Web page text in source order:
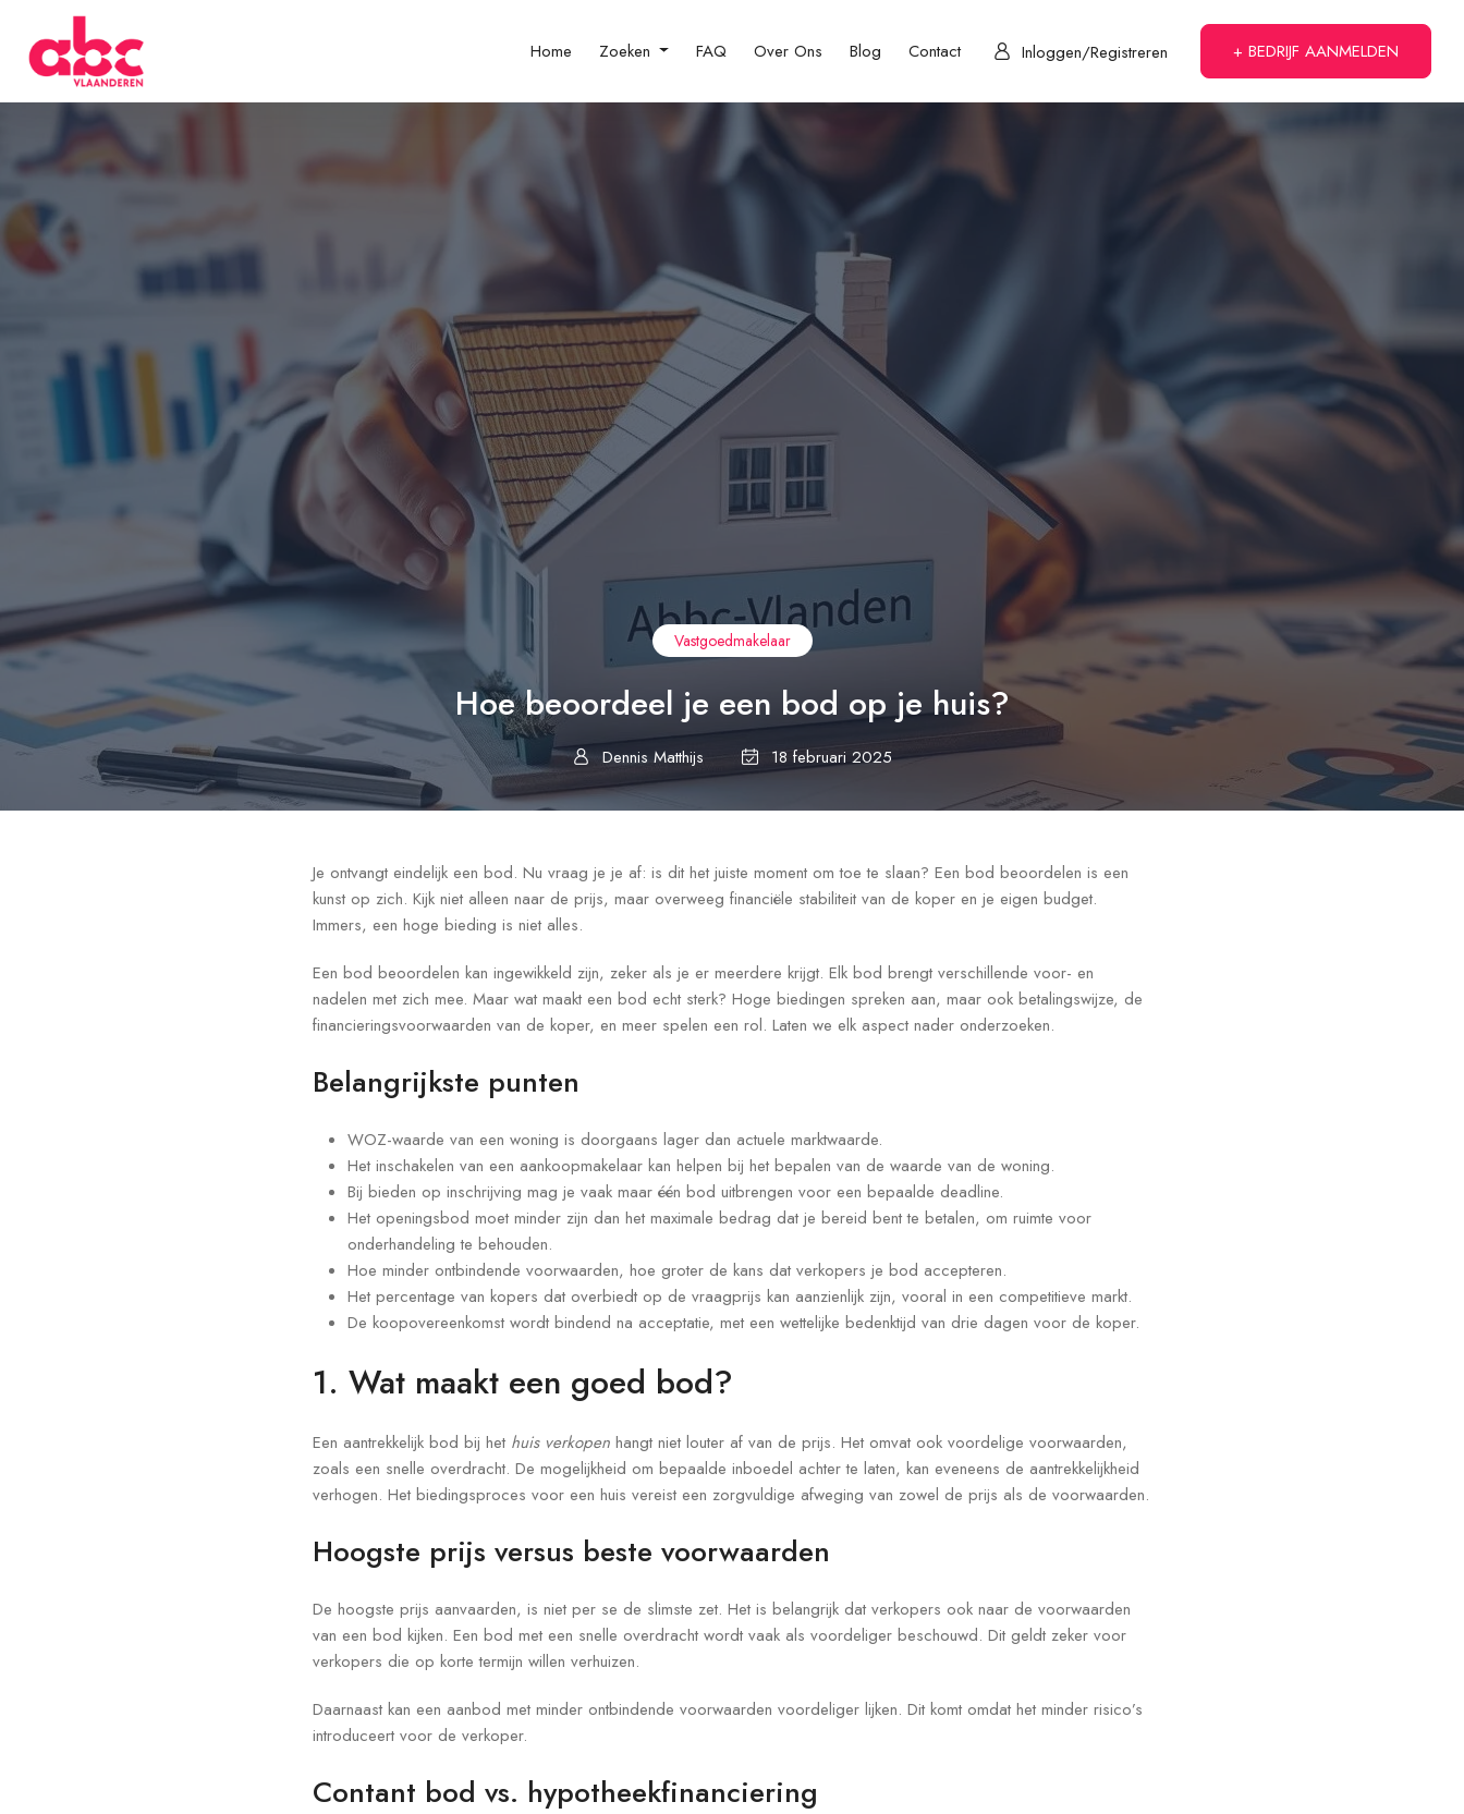
Home Zoeken FAQ Over Ons Blog Contact Inloggen/Registreren + BEDRIJF AANMELDEN
Vastgoedmakelaar
Hoe beoordeel je een bod op je huis?
Dennis Matthijs 18 februari 2025
Je ontvangt eindelijk een bod. Nu vraag je je af: is dit het juiste moment om toe te slaan? Een bod beoordelen is een
kunst op zich. Kijk niet alleen naar de prijs, maar overweeg financiële stabiliteit van de koper en je eigen budget.
Immers, een hoge bieding is niet alles.
Een bod beoordelen kan ingewikkeld zijn, zeker als je er meerdere krijgt. Elk bod brengt verschillende voor- en
nadelen met zich mee. Maar wat maakt een bod echt sterk? Hoge biedingen spreken aan, maar ook betalingswijze, de
financieringsvoorwaarden van de koper, en meer spelen een rol. Laten we elk aspect nader onderzoeken.
Belangrijkste punten
WOZ-waarde van een woning is doorgaans lager dan actuele marktwaarde.
Het inschakelen van een aankoopmakelaar kan helpen bij het bepalen van de waarde van de woning.
Bij bieden op inschrijving mag je vaak maar één bod uitbrengen voor een bepaalde deadline.
Het openingsbod moet minder zijn dan het maximale bedrag dat je bereid bent te betalen, om ruimte voor
onderhandeling te behouden.
Hoe minder ontbindende voorwaarden, hoe groter de kans dat verkopers je bod accepteren.
Het percentage van kopers dat overbiedt op de vraagprijs kan aanzienlijk zijn, vooral in een competitieve markt.
De koopovereenkomst wordt bindend na acceptatie, met een wettelijke bedenktijd van drie dagen voor de koper.
1. Wat maakt een goed bod?
Een aantrekkelijk bod bij het huis verkopen hangt niet louter af van de prijs. Het omvat ook voordelige voorwaarden,
zoals een snelle overdracht. De mogelijkheid om bepaalde inboedel achter te laten, kan eveneens de aantrekkelijkheid
verhogen. Het biedingsproces voor een huis vereist een zorgvuldige afweging van zowel de prijs als de voorwaarden.
Hoogste prijs versus beste voorwaarden
De hoogste prijs aanvaarden, is niet per se de slimste zet. Het is belangrijk dat verkopers ook naar de voorwaarden
van een bod kijken. Een bod met een snelle overdracht wordt vaak als voordeliger beschouwd. Dit geldt zeker voor
verkopers die op korte termijn willen verhuizen.
Daarnaast kan een aanbod met minder ontbindende voorwaarden voordeliger lijken. Dit komt omdat het minder risico’s
introduceert voor de verkoper.
Contant bod vs. hypotheekfinanciering